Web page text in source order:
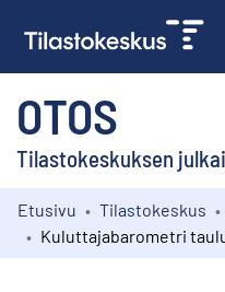
OTOS
Tilastokeskuksen
Kokoelmat
Etusivu Tilastokeskus